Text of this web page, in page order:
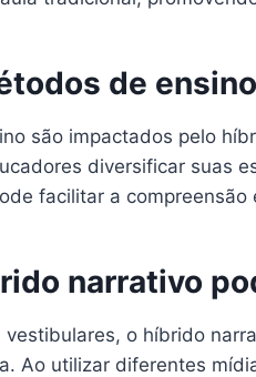
de
são impactados pelo
diversificar suas
facilitar a
narrativo
vestibulares, o híbrido
Ao utilizar diferentes